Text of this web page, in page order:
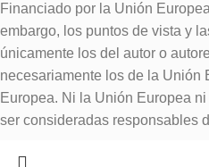
Financiado por la Unión
embargo, los puntos de vista y
únicamente los del autor o
necesariamente los de la Unión
Europea. Ni la Unión Europea
ser consideradas responsables